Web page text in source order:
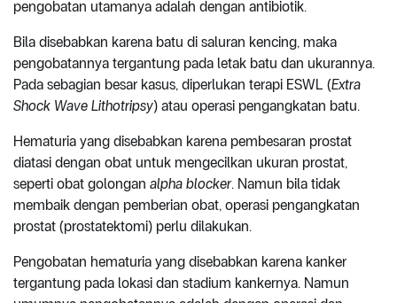
pengobatan utamanya adalah dengan antibiotik.
Bila disebabkan karena batu di saluran kencing, maka
pengobatannya tergantung pada letak batu dan ukurannya.
Pada sebagian besar kasus, diperlukan terapi ESWL (Extra
Shock Wave Lithotripsy) atau operasi pengangkatan batu.
Hematuria yang disebabkan karena pembesaran prostat
diatasi dengan obat untuk mengecilkan ukuran prostat,
seperti obat golongan alpha blocker. Namun bila tidak
membaik dengan pemberian obat, operasi pengangkatan
prostat (prostatektomi) perlu dilakukan.
Pengobatan hematuria yang disebabkan karena kanker
tergantung pada lokasi dan stadium kankernya. Namun